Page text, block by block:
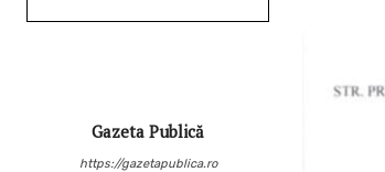
Gazeta Publică
https://gazetapublica.ro